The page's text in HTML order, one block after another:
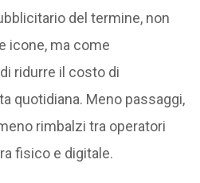
del termine, non
icone, ma come
ridurre il costo di
quotidiana. Meno passaggi,
rimbalzi tra operatori
fisico e digitale.